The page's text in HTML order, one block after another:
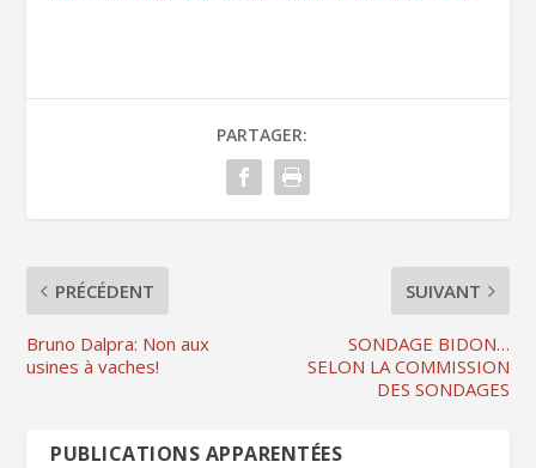
PARTAGER:
PRÉCÉDENT
Bruno Dalpra: Non aux
usines à vaches!
SUIVANT
SONDAGE BIDON…
SELON LA COMMISSION
DES SONDAGES
PUBLICATIONS APPARENTÉES